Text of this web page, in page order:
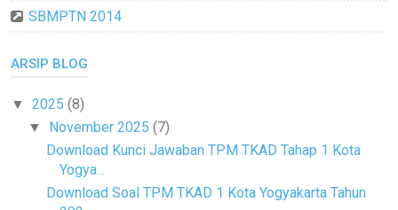
SBMPTN 2014
ARSIP BLOG
▼ 2025 (8)
▼ November 2025(7)
Download Kunci Jawaban TPM TKAD Tahap 1 Kota
Yogya...
Download Soal TPM TKAD 1 Kota Yogyakarta Tahun